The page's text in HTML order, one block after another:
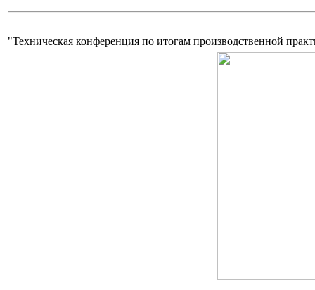
"Техническая конференция по итогам производственной